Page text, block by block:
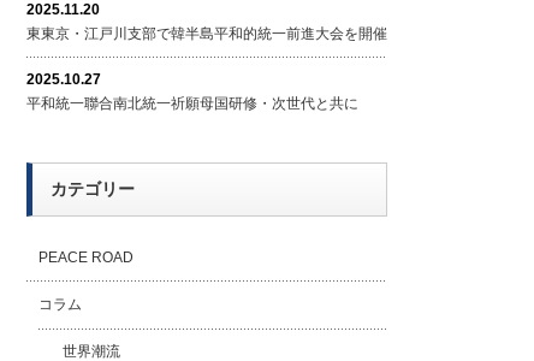
2025.11.20
東東京・江戸川支部で韓半島平和的統一前進大会を開催
2025.10.27
平和統一聯合南北統一祈願母国研修・次世代と共に
カテゴリー
PEACE ROAD
コラム
世界潮流